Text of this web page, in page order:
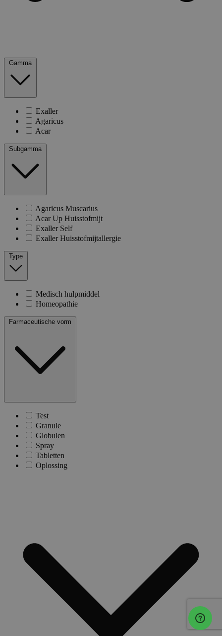
Gamma
Exaller
Agaricus
Acar
Subgamma
Agaricus Muscarius
Acar Up Huisstofmijt
Exaller Self
Exaller Huisstofmijtallergie
Type
Medisch hulpmiddel
Homeopathie
Farmaceutische vorm
Test
Granule
Globulen
Spray
Tabletten
Oplossing